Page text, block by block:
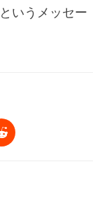
いうメッセー